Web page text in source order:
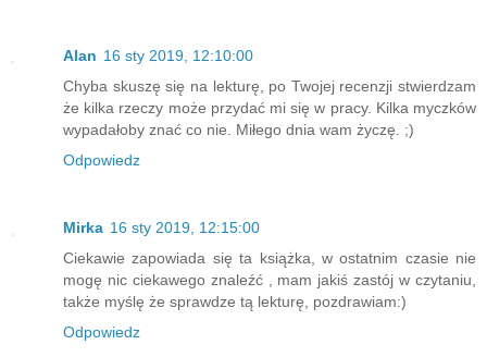
Alan 16 sty 2019, 12:10:00
Chyba skuszę się na lekturę, po Twojej recenzji stwierdzam
że kilka rzeczy może przydać mi się w pracy. Kilka myczków
wypadałoby znać co nie. Miłego dnia wam życzę. ;)
Odpowiedz
Mirka 16 sty 2019, 12:15:00
Ciekawie zapowiada się ta książka, w ostatnim czasie nie
mogę nic ciekawego znaleźć , mam jakiś zastój w czytaniu,
także myślę że sprawdze tą lekturę, pozdrawiam:)
Odpowiedz